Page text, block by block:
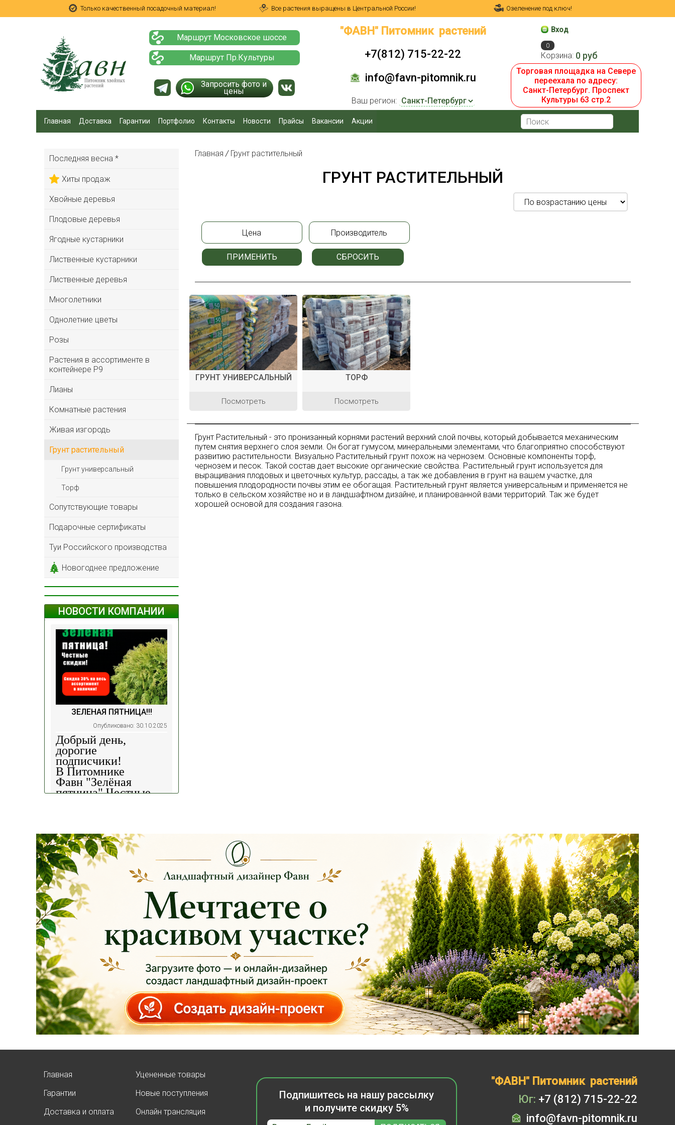
Только качественный посадочный материал! Все растения выращены в Центральной России! Озеленение под ключ!
Маршрут Московское шоссе
Маршрут Пр.Культуры
Запросить фото и
цены
"ФАВН" Питомник растений
+7(812) 715-22-22
info@favn-pitomnik.ru
Ваш регион:
Вход
0
Корзина: 0 руб
Торговая площадка на Севере
переехала по адресу:
Санкт-Петербург. Проспект
Культуры 63 стр.2
Главная Доставка Гарантии Портфолио Контакты Новости Прайсы Вакансии Акции
Последняя весна *
Хиты продаж
Хвойные деревья
Плодовые деревья
Ягодные кустарники
Лиственные кустарники
Лиственные деревья
Многолетники
Однолетние цветы
Розы
Растения в ассортименте в
контейнере P9
Лианы
Комнатные растения
Живая изгородь
Грунт растительный
Грунт универсальный
Торф
Сопутствующие товары
Подарочные сертификаты
Туи Российского производства
Новогоднее предложение
НОВОСТИ КОМПАНИИ
ЗЕЛЕНАЯ ПЯТНИЦА!!!
Опубликовано: 30.10.2025
Добрый день,
дорогие
подписчики!
В Питомнике
Фавн "Зелёная
пятница".Честные
площадках!
Сроки проведения
акции: с 29.10 2025 -
04.11.2025
!!! Цены
на сайте и на
площадке указаны
БЕЗ учёта скидки!!!
Успейте приобрести
качественные
растения и украсить
свой сад! Всех ждём
в нашем питомнике!
ЧИТАТЬ ДАЛЕЕ
Главная / Грунт растительный
ГРУНТ РАСТИТЕЛЬНЫЙ
Цена Производитель
ПРИМЕНИТЬ СБРОСИТЬ
ГРУНТ УНИВЕРСАЛЬНЫЙ
Посмотреть
ТОРФ
Посмотреть
Грунт Растительный - это пронизанный корнями растений верхний слой почвы, который добывается механическим
путем снятия верхнего слоя земли. Он богат гумусом, минеральными элементами, что благоприятно способствуют
развитию растительности. Визуально Растительный грунт похож на чернозем. Основные компоненты торф,
чернозем и песок. Такой состав дает высокие органические свойства. Растительный грунт используется для
выращивания плодовых и цветочных культур, рассады, а так же добавления в грунт на вашем участке, для
повышения плодородности почвы этим ее обогащая. Растительный грунт является универсальным и применяется не
только в сельском хозяйстве но и в ландшафтном дизайне, и планированной вами территорий. Так же будет
хорошей основой для создания газона.
Главная
Гарантии
Доставка и оплата
Уцененные товары
Новые поступления
Онлайн трансляция
Подпишитесь на нашу рассылку
и получите скидку 5%
"ФАВН" Питомник растений
Юг: +7 (812) 715-22-22
info@favn-pitomnik.ru